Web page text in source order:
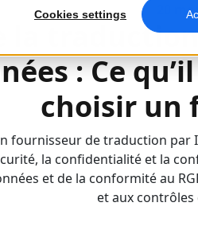
Cookies settings 20
la
: Ce
choisir un
fournisseur de traduction par
la confidentialité et la
et de la conformité au
et aux